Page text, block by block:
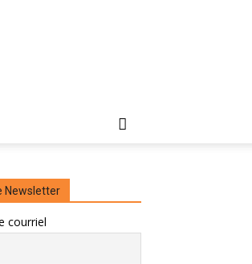
Newsletter
courriel